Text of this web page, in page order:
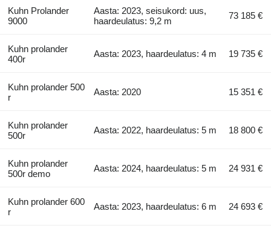
Kuhn Prolander
9000
Aasta: 2023, seisukord: uus,
haardeulatus: 9,2 m
73 185 €
Kuhn prolander
400r
Aasta: 2023, haardeulatus: 4 m 19 735 €
Kuhn prolander 500
r
Aasta: 2020 15 351 €
Kuhn prolander
500r
Aasta: 2022, haardeulatus: 5 m 18 800 €
Kuhn prolander
500r demo
Aasta: 2024, haardeulatus: 5 m 24 931 €
Kuhn prolander 600
r
Aasta: 2023, haardeulatus: 6 m 24 693 €